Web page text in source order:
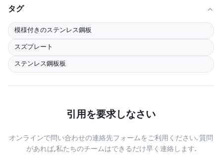
タグ
模様付きのステンレス鋼板
スズプレート
ステンレス鋼板板
引用を要求しなさい
オンラインで問い合わせの連絡先フォームをご利用ください. 質問
があれば,私たちのチームはできるだけ早く連絡します.